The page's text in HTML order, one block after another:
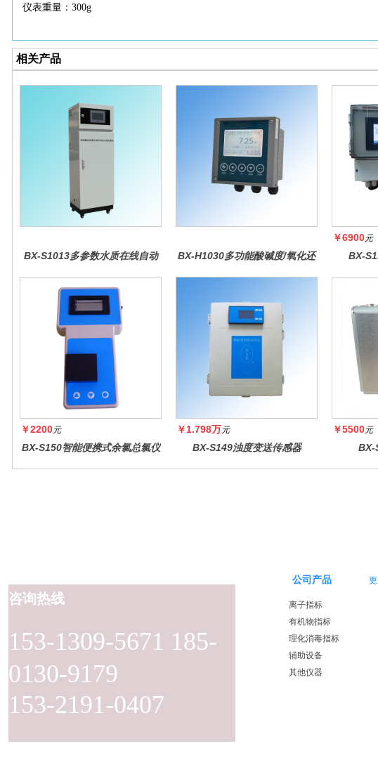
仪表重量： 300g
相关产品
BX-S1013多参数水质在线自动
BX-H1030多功能酸碱度/氧化还
￥6900元
BX-
￥2200元
BX-S150智能便携式余氯总氯仪
￥1.798万元
BX-S149浊度变送传感器
￥5500元
BX-
153-1309-5671 185-
0130-9179
153-2191-0407
咨询热线
公司产品
离子指标
有机物指标
理化消毒指标
辅助设备
其他仪器